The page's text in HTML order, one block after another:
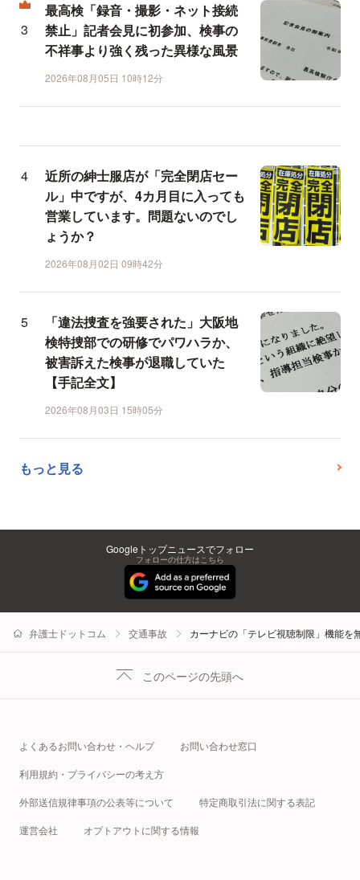
最高検「録音・撮影・ネット接続
禁止」記者会見に初参加、検事の
不祥事より強く残った異様な風景
2026年08月05日 10時12分
近所の紳士服店が「完全閉店セー
ル」中ですが、4カ月目に入っても
営業しています。問題ないのでし
ょうか？
2026年08月02日 09時42分
「違法捜査を強要された」大阪地
検特捜部での研修でパワハラか、
被害訴えた検事が退職していた
【手記全文】
2026年08月03日 15時05分
もっと見る
Googleトップニュースでフォロー
フォローの仕方はこちら
弁護士ドットコム 交通事故 カーナビの「テレビ視聴制限」機能
このページの先頭へ
よくあるお問い合わせ・ヘルプ お問い合わせ窓口
利用規約・プライバシーの考え方
外部送信規律事項の公表等について 特定商取引法に関する表記
運営会社 オプトアウトに関する情報